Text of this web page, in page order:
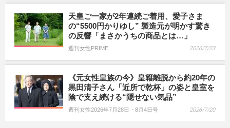
天皇ご一家が2年連続ご着用、愛子さま
の“5500円かりゆし” 製造元が明かす驚き
の反響「まさかうちの商品とは…」
週刊女性PRIME 2026/7/23
《元女性皇族の今》皇籍離脱から約20年の
黒田清子さん「近所で乾杯」の姿と皇室を
陰で支え続ける“隠せない気品”
週刊女性2026年7月28日・8月4日号 2026/7/20